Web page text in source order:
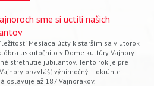
sme si uctili našich
Mesiaca úcty k starším sa v utorok
uskutočnilo v Dome kultúry Vajnory
stretnutie jubilantov. Tento rok je pre
obzvlášť výnimočný – okrúhle
oslavuje až 187 Vajnorákov.